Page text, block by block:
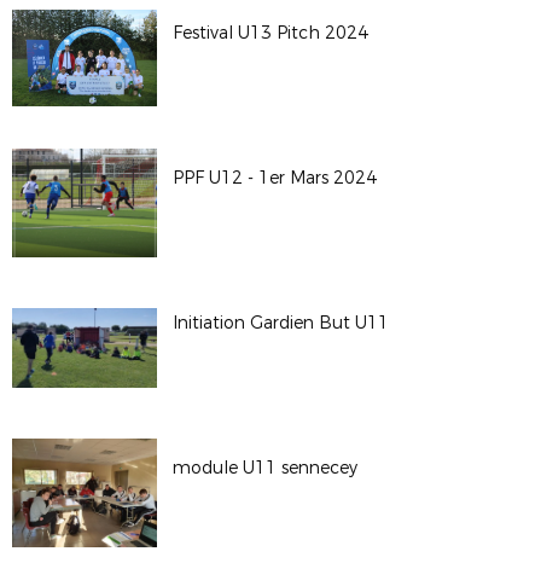
Festival U13 Pitch 2024
PPF U12 - 1er Mars 2024
Initiation Gardien But U11
module U11 sennecey